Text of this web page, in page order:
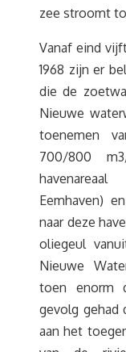
zee stroomt
Vanaf eind
1968 zijn er
die de
Nieuwe
toenemen
700/800
Eemhaven)
naar deze
oliegeul
Nieuwe
toen enorm
gevolg gehad
aan het